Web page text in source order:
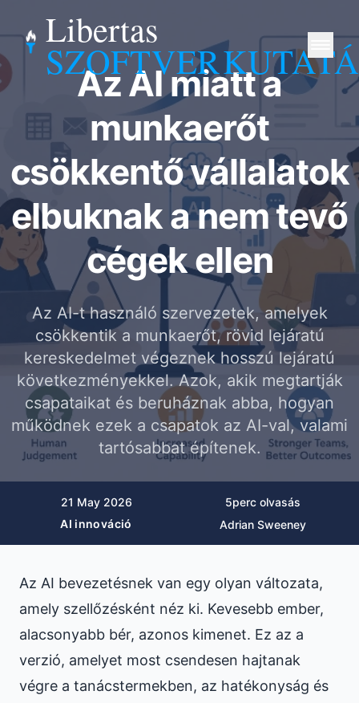
Libertas
SZOFTVER
Az AI miatt a
munkaerőt
csökkentő vállalatok
elbuknak a nem tevő
cégek ellen
Az AI-t használó szervezetek, amelyek
csökkentik a munkaerőt, rövid lejáratú
kereskedelmet végeznek hosszú lejáratú
következményekkel. Azok, akik megtartják
csapataikat és beruháznak abba, hogyan
működnek ezek a csapatok az AI-val, valami
tartósabbat építenek.
21 May 2026 5perc olvasás
AI innováció
Adrian Sweeney
Az AI bevezetésnek van egy olyan változata,
amely szellőzésként néz ki. Kevesebb ember,
alacsonyabb bér, azonos kimenet. Ez az a
verzió, amelyet most csendesen hajtanak
végre a tanácstermekben, az hatékonyság és